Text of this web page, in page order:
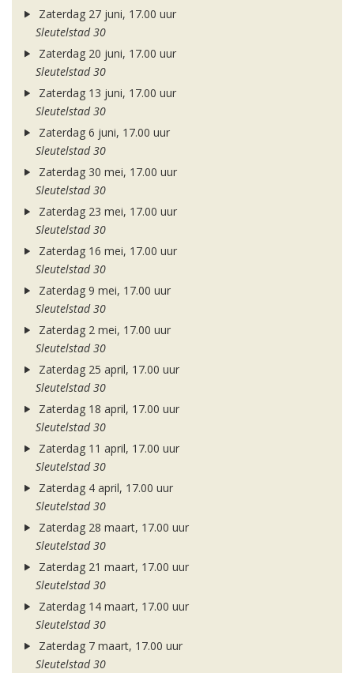
Zaterdag 27 juni, 17.00 uur
Sleutelstad 30
Zaterdag 20 juni, 17.00 uur
Sleutelstad 30
Zaterdag 13 juni, 17.00 uur
Sleutelstad 30
Zaterdag 6 juni, 17.00 uur
Sleutelstad 30
Zaterdag 30 mei, 17.00 uur
Sleutelstad 30
Zaterdag 23 mei, 17.00 uur
Sleutelstad 30
Zaterdag 16 mei, 17.00 uur
Sleutelstad 30
Zaterdag 9 mei, 17.00 uur
Sleutelstad 30
Zaterdag 2 mei, 17.00 uur
Sleutelstad 30
Zaterdag 25 april, 17.00 uur
Sleutelstad 30
Zaterdag 18 april, 17.00 uur
Sleutelstad 30
Zaterdag 11 april, 17.00 uur
Sleutelstad 30
Zaterdag 4 april, 17.00 uur
Sleutelstad 30
Zaterdag 28 maart, 17.00 uur
Sleutelstad 30
Zaterdag 21 maart, 17.00 uur
Sleutelstad 30
Zaterdag 14 maart, 17.00 uur
Sleutelstad 30
Zaterdag 7 maart, 17.00 uur
Sleutelstad 30